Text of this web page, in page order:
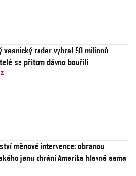
vesnický radar vybral 50 milionů.
se přitom dávno bouřili
měnové intervence: obranou
jenu chrání Amerika hlavně sama